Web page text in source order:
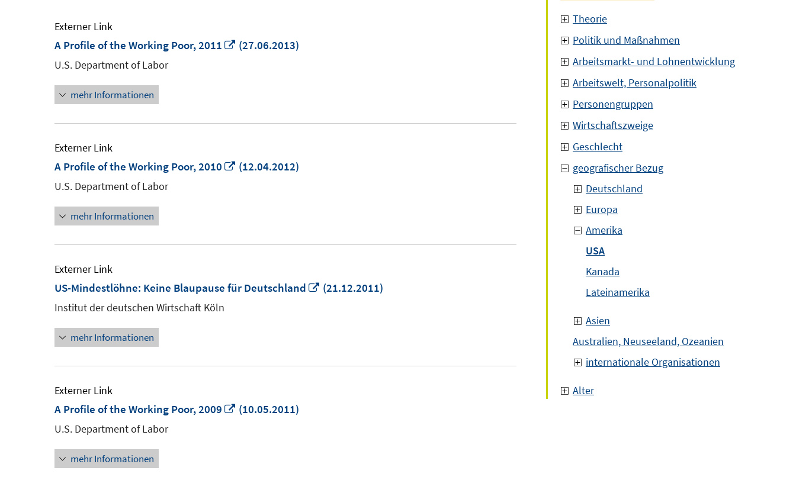
Externer Link
A Profile of the Working Poor, 2011
In
(27.06.2013)
U.S. Department of Labor
mehr Informationen
Externer Link
A Profile of the Working Poor, 2010
In
(12.04.2012)
U.S. Department of Labor
mehr Informationen
Externer Link
US-Mindestlöhne: Keine Blaupause für Deutschland
In
(21.12.2011)
Institut der deutschen Wirtschaft Köln
mehr Informationen
Externer Link
A Profile of the Working Poor, 2009
In
(10.05.2011)
U.S. Department of Labor
mehr Informationen
Theorie
Politik und Maßnahmen
Arbeitsmarkt- und Lohnentwicklung
Arbeitswelt, Personalpolitik
Personengruppen
Wirtschaftszweige
Geschlecht
geografischer Bezug
Deutschland
Europa
Amerika
USA
Kanada
Lateinamerika
Asien
Australien, Neuseeland, Ozeanien
internationale Organisationen
Alter